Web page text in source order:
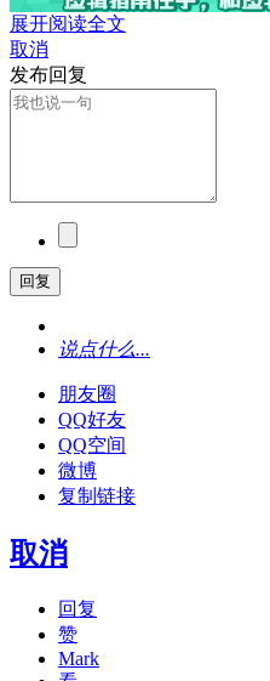
展开阅读全文
取消
发布回复
回复
说点什么...
朋友圈
QQ好友
QQ空间
微博
复制链接
取消
回复
赞
Mark